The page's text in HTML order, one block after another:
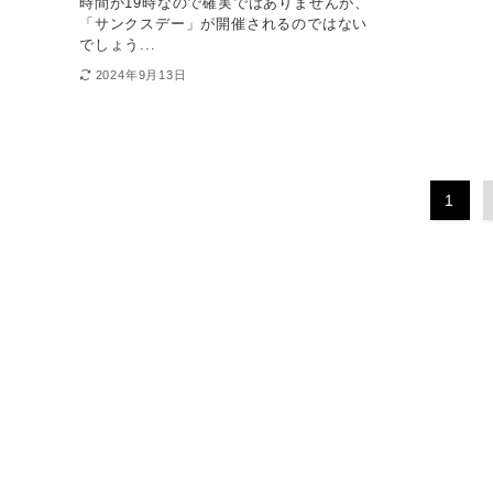
「サンクスデー」が開催されるのではない
でしょう...
2024年9月13日
1